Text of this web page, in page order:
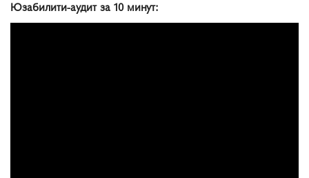
Юзабилити-аудитза 10 минут: